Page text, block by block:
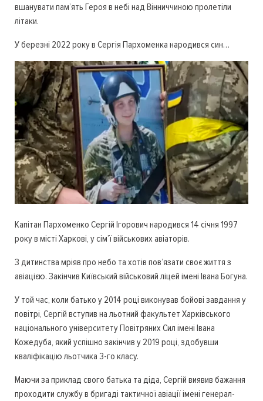
вшанувати пам’ять Героя в небі над Вінниччиною пролетіли
літаки.
У березні 2022 року в Сергія Пархоменка народився син…
Капітан Пархоменко Сергій Ігорович народився 14 січня 1997
року в місті Харкові, у сім’ї військових авіаторів.
З дитинства мріяв про небо та хотів пов’язати своє життя з
авіацією. Закінчив Київський військовий ліцей імені Івана Богуна.
У той час, коли батько у 2014 році виконував бойові завдання у
повітрі, Сергій вступив на льотний факультет Харківського
національного університету Повітряних Сил імені Івана
Кожедуба, який успішно закінчив у 2019 році, здобувши
кваліфікацію льотчика 3-го класу.
Маючи за приклад свого батька та діда, Сергій виявив бажання
проходити службу в бригаді тактичної авіації імені генерал-